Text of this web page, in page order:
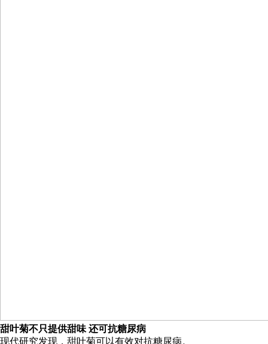
甜叶菊不只提供甜味 还可抗糖尿病
现代研究发现，甜叶菊可以有效对抗糖尿病。